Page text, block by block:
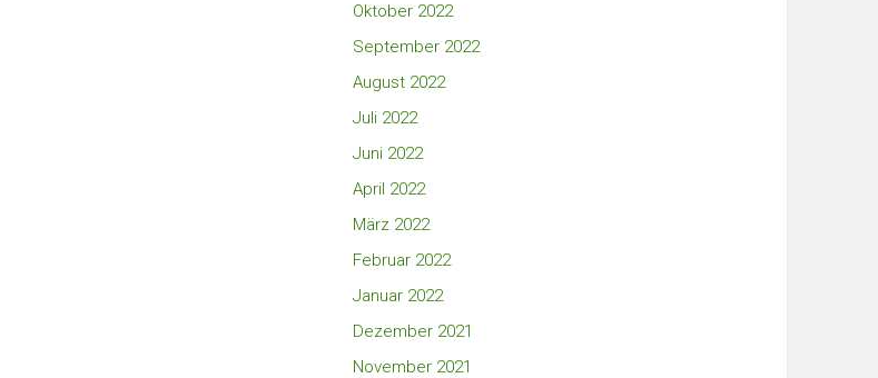
Oktober 2022
September 2022
August 2022
Juli 2022
Juni 2022
April 2022
März 2022
Februar 2022
Januar 2022
Dezember 2021
November 2021